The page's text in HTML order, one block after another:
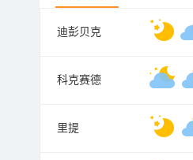
迪彭贝克
科克赛德
里提